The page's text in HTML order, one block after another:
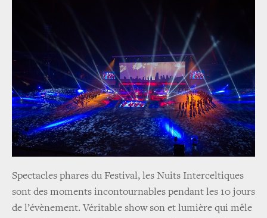
Spectacles phares du Festival, les Nuits Interceltiques
sont des moments incontournables pendant les 10 jours
de l’évènement. Véritable show son et lumière qui mêle